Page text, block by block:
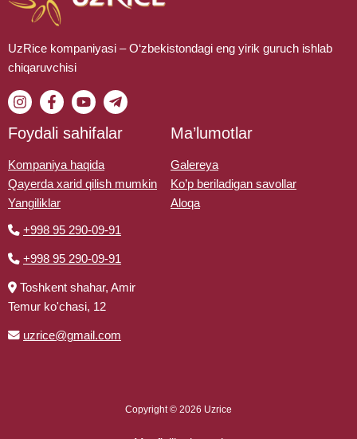
UzRice kompaniyasi – O‘zbekistondagi eng yirik guruch ishlab
chiqaruvchisi
Foydali sahifalar
Kompaniya haqida
Qayerda xarid qilish mumkin
Yangiliklar
Ma’lumotlar
Galereya
Ko’p beriladigan savollar
Aloqa
+998 95 290-09-91
+998 95 290-09-91
Toshkent shahar, Amir
Temur ko'chasi, 12
uzrice@gmail.com
Copyright © 2026 Uzrice